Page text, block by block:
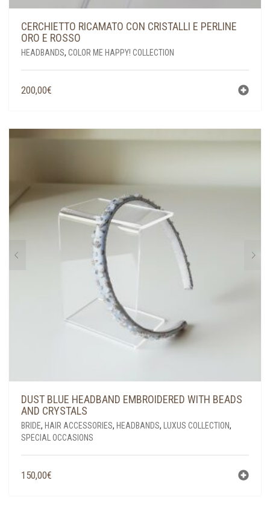
CERCHIETTO RICAMATO CON CRISTALLI E PERLINE
ORO E ROSSO
HEADBANDS, COLOR ME HAPPY! COLLECTION
200,00€
DUST BLUE HEADBAND EMBROIDERED WITH BEADS
AND CRYSTALS
BRIDE, HAIR ACCESSORIES, HEADBANDS, LUXUS COLLECTION,
SPECIAL OCCASIONS
150,00€